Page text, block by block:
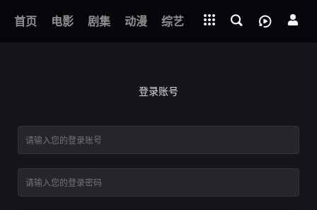
首页 电影 剧集 动漫 综艺 短剧 直播 APP
下载客户端 第1集
晚星将燃
登录账号